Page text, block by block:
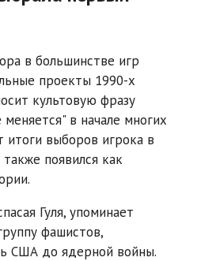
в большинстве игр
проекты 1990-х
культовую фразу
в начале многих
итоги выборов игрока в
появился как
Гуля, упоминает
фашистов,
США до ядерной войны.